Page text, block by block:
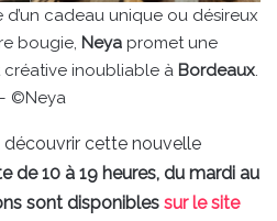
cadeau unique ou désireux
bougie, Neya promet une
inoubliable à Bordeaux.
©Neya
découvrir cette nouvelle
de 10 à 19 heures, du mardi au
sont disponibles sur le site